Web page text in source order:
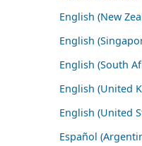
English (New
English
English (South
English (United
English (United
Español